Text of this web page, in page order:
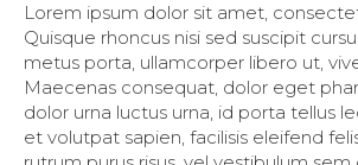
Lorem ipsum dolor sit amet,
Quisque rhoncus nisi sed suscipit
metus porta, ullamcorper libero ut,
Maecenas consequat, dolor eget
dolor urna luctus urna, id porta tellus
et volutpat sapien, facilisis eleifend